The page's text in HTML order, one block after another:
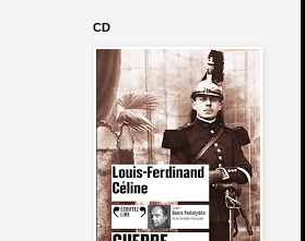
CD